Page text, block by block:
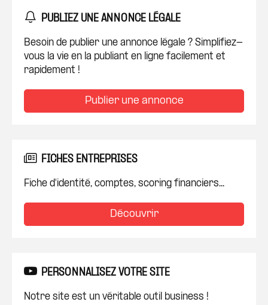
PUBLIEZ UNE ANNONCE LÉGALE
Besoin de publier une annonce légale ? Simplifiez-
vous la vie en la publiant en ligne facilement et
rapidement !
Publier une annonce
FICHES ENTREPRISES
Fiche d'identité, comptes, scoring financiers...
Découvrir
PERSONNALISEZ VOTRE SITE
Notre site est un véritable outil business !